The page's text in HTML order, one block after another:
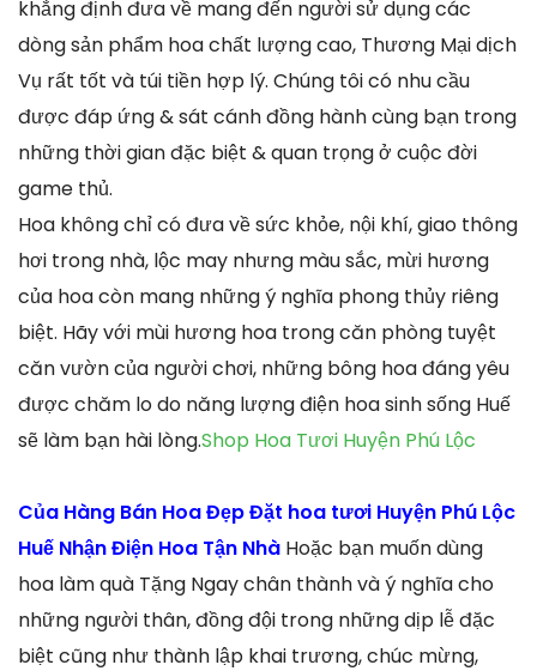
khẳng định đưa về mang đến người sử dụng các
dòng sản phẩm hoa chất lượng cao, Thương Mại dịch
Vụ rất tốt và túi tiền hợp lý. Chúng tôi có nhu cầu
được đáp ứng & sát cánh đồng hành cùng bạn trong
những thời gian đặc biệt & quan trọng ở cuộc đời
game thủ.
Hoa không chỉ có đưa về sức khỏe, nội khí, giao thông
hơi trong nhà, lộc may nhưng màu sắc, mừi hương
của hoa còn mang những ý nghĩa phong thủy riêng
biệt. Hãy với mùi hương hoa trong căn phòng tuyệt
căn vườn của người chơi, những bông hoa đáng yêu
được chăm lo do năng lượng điện hoa sinh sống Huế
sẽ làm bạn hài lòng.Shop Hoa Tươi Huyện Phú Lộc
Của Hàng Bán Hoa Đẹp Đặt hoa tươi Huyện Phú Lộc
Huế Nhận Điện Hoa Tận Nhà Hoặc bạn muốn dùng
hoa làm quà Tặng Ngay chân thành và ý nghĩa cho
những người thân, đồng đội trong những dịp lễ đặc
biệt cũng như thành lập khai trương, chúc mừng,